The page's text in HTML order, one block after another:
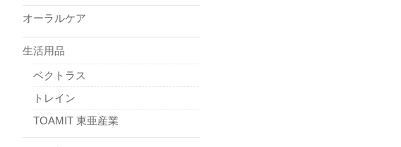
オーラルケア
生活用品
ベクトラス
トレイン
TOAMIT 東亜産業